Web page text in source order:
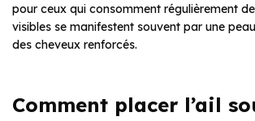
pour ceux qui consomment régulièrement de
visibles se manifestent souvent par une
des cheveux renforcés.
Comment placer l’ail